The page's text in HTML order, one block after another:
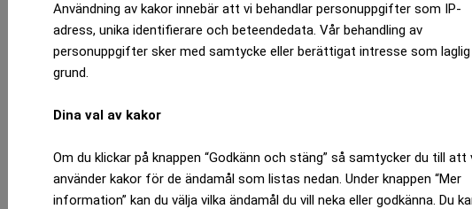
Användning av kakor innebär att vi behandlar personuppgifter som IP-
adress, unika identifierare och beteendedata. Vår behandling av
personuppgifter sker med samtycke eller berättigat intresse som laglig
grund.
Dina val av kakor
Om du klickar på knappen “Godkänn och stäng” så samtycker du till att
använder kakor för de ändamål som listas nedan. Under knappen “Mer
information” kan du välja vilka ändamål du vill neka eller godkänna. Du